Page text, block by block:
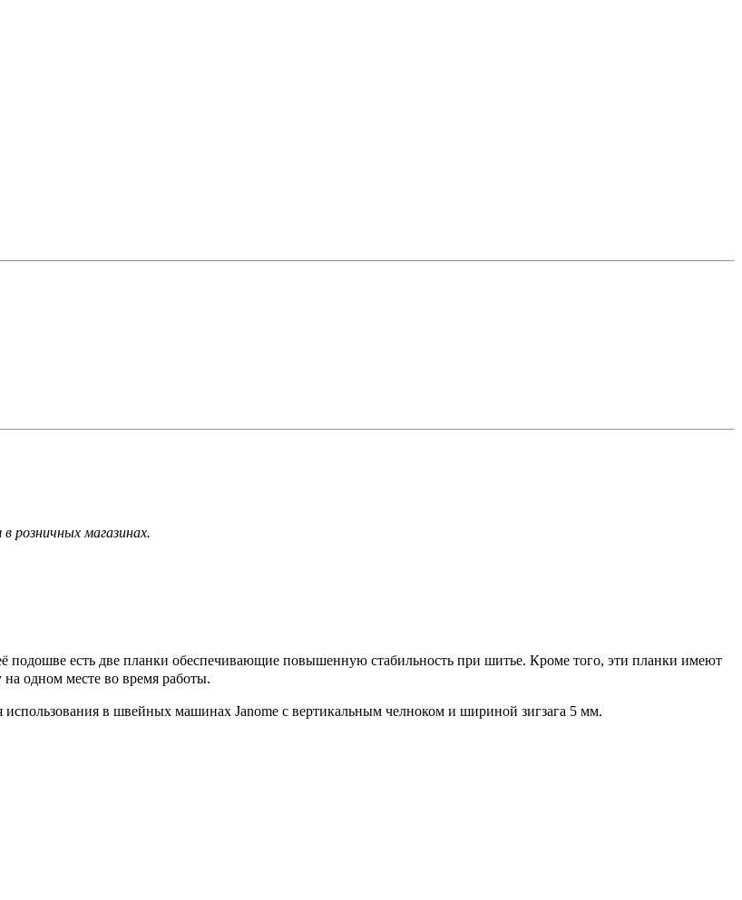
розничных магазинах.
подошве есть две планки обеспечивающие повышенную стабильность при шитье. Кроме того, эти планки имеют
одном месте во время работы.
в швейных машинах Janome с вертикальным челноком и шириной зигзага 5 мм.